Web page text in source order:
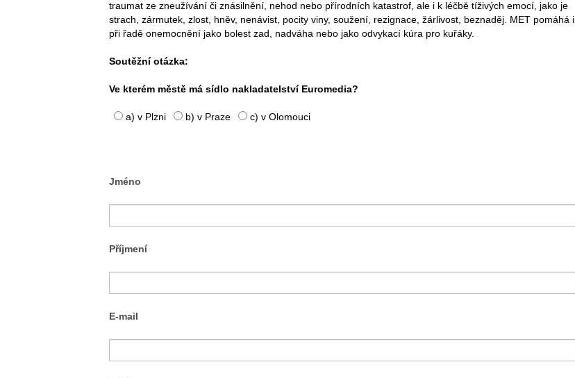
traumat ze zneužívání či znásilnění, nehod nebo přírodních katastrof, ale i k léčbě tíživých emocí, jako je
strach, zármutek, zlost, hněv, nenávist, pocity viny, soužení, rezignace, žárlivost, beznaděj. MET pomáhá i
při řadě onemocnění jako bolest zad, nadváha nebo jako odvykací kúra pro kuřáky.
Soutěžní otázka:
Ve kterém městě má sídlo nakladatelství Euromedia?
a) v Plzni b) v Praze c) v Olomouci
Jméno
Příjmení
E-mail